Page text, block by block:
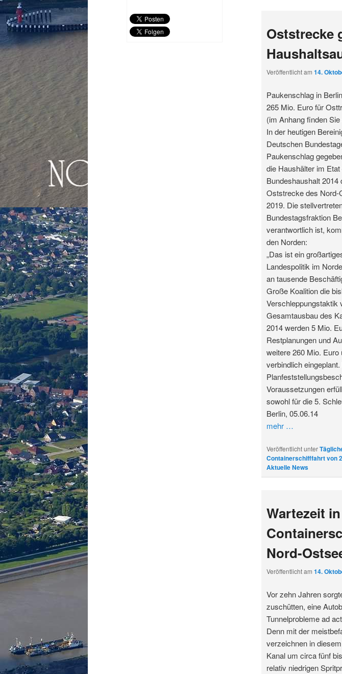
Oststrecke
Veröffentlicht am 14.
Paukenschlag in
265 Mio. Euro für
(im Anhang finden
In der heutigen
Deutschen
Paukenschlag
die Haushälter im
Bundeshaushalt
Oststrecke des Nord-
2019. Die
Bundestagsfraktion
verantwortlich ist,
den Norden:
„Das ist ein
Landespolitik im
an tausende
Große Koalition die
Verschleppungstaktik
Gesamtausbau des
2014 werden 5 Mio.
Restplanungen und
weitere 260 Mio.
verbindlich
Voraussetzungen
sowohl für die 5.
Berlin, 05.06.14
mehr …
Veröffentlicht unter
Containerschifffahrt von
Aktuelle News
Wartezeit
Nord-
Veröffentlicht am 14.
Vor zehn Jahren
zuschütten, eine
Tunnelprobleme ad
Denn mit der
verzeichnen in
Kanal um circa fünf
relativ niedrigen